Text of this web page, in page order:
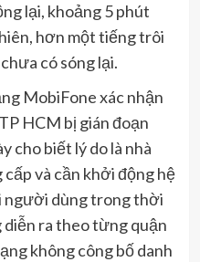
lại, khoảng 5 phút
hơn một tiếng trôi
có sóng lại.
MobiFone xác nhận
HCM bị gián đoạn
cho biết lý do là nhà
và cần khởi động hệ
người dùng trong thời
diễn ra theo từng quận
không công bố danh